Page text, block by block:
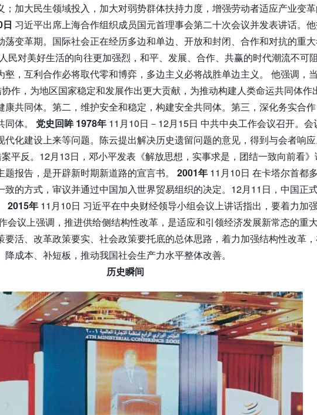
加大民生领域投入，加大对弱势群体扶持力度，增强劳动者适应产业变
习近平出席上海合作组织成员国元首理事会第二十次会议并发表讲话。
变革期。国际社会正在经历多边和单边、开放和封闭、合作和对抗的重
民对美好生活的向往更加强烈，和平、发展、合作、共赢的时代潮流不可
，互利合作必将取代零和博弈，多边主义必将战胜单边主义。 他强调，
作，为地区国家稳定和发展作出更大贡献，为推动构建人类命运共同体作
共同体。第二，维护安全和稳定，构建安全共同体。第三，深化务实合
体。 党史回眸 1978年 11月10日－12月15日 中共中央工作会议召开。
化建设上来等问题。陈云提出解决历史遗留问题的意见，得到与会者响
平反。12月13日，邓小平发表《解放思想，实事求是，团结一致向前看
报告，是开辟新时期新道路的宣言书。 2001年 11月10日 在卡塔尔首都
的方式，审议并通过中国加入世界贸易组织的决定。12月11日，中国正
2015年 11月10日 习近平在中央财经领导小组会议上讲话指出，要着力加
会议上强调，推进供给侧结构性改革，是适应和引领经济发展新常态的重
活、改革政策要实、社会政策要托底的总体思路，着力加强结构性改革
成本、补短板，推动我国社会生产力水平整体改善。
历史瞬间